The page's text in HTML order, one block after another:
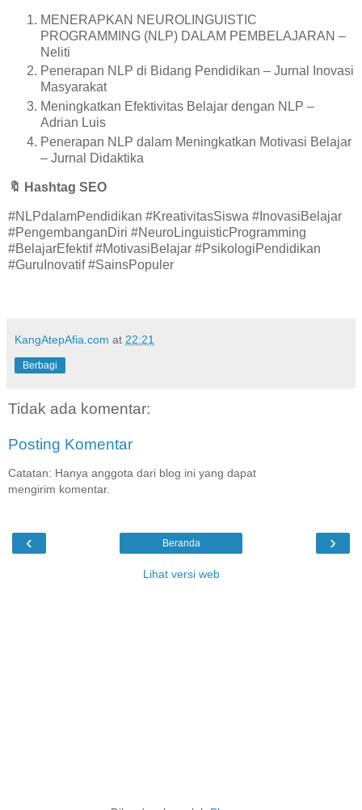
MENERAPKAN NEUROLINGUISTIC
PROGRAMMING (NLP) DALAM PEMBELAJARAN –
Neliti
Penerapan NLP di Bidang Pendidikan – Jurnal Inovasi
Masyarakat
Meningkatkan Efektivitas Belajar dengan NLP –
Adrian Luis
Penerapan NLP dalam Meningkatkan Motivasi Belajar
– Jurnal Didaktika
🔖 Hashtag SEO
#NLPdalamPendidikan #KreativitasSiswa #InovasiBelajar
#PengembanganDiri #NeuroLinguisticProgramming
#BelajarEfektif #MotivasiBelajar #PsikologiPendidikan
#GuruInovatif #SainsPopuler
KangAtepAfia.com at 22:21
Berbagi
Tidak ada komentar:
Posting Komentar
Catatan: Hanya anggota dari blog ini yang dapat
mengirim komentar.
‹ ›
Beranda
Lihat versi web